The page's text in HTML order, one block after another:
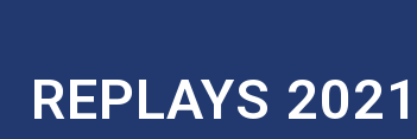
REPLAYS 2021